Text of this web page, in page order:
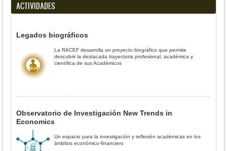
ACTIVIDADES
Legados biográficos
La RACEF desarrolla un proyecto biográfico que permite
descubrir la destacada trayectoria profesional, académica y
científica de sus Académicos
Observatorio de Investigación New Trends in
Economics
Un espacio para la investigación y reflexión académicas en los
ámbitos económico-financiero